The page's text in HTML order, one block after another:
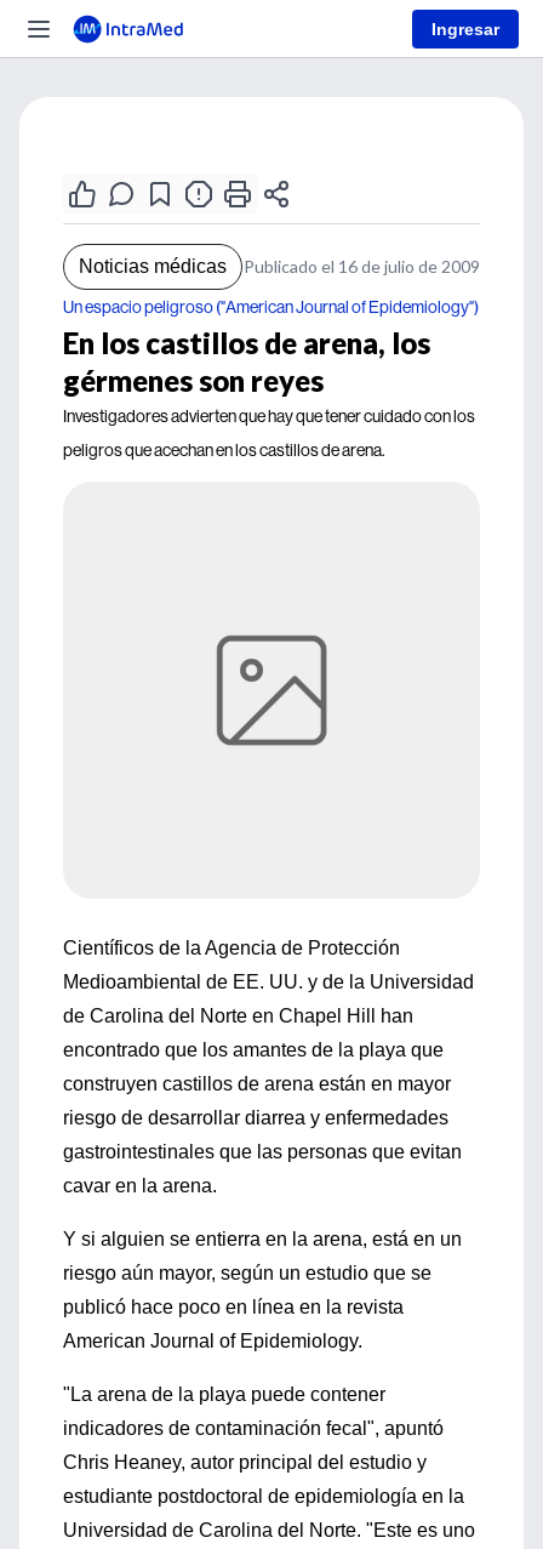
Ingresar
Noticias médicas Publicado el 16 de julio de 2009
Un espacio peligroso ("American Journal of Epidemiology")
En los castillos de arena, los
gérmenes son reyes
Investigadores advierten que hay que tener cuidado con los
peligros que acechan en los castillos de arena.
Científicos de la Agencia de Protección
Medioambiental de EE. UU. y de la Universidad
de Carolina del Norte en Chapel Hill han
encontrado que los amantes de la playa que
construyen castillos de arena están en mayor
riesgo de desarrollar diarrea y enfermedades
gastrointestinales que las personas que evitan
cavar en la arena.
Y si alguien se entierra en la arena, está en un
riesgo aún mayor, según un estudio que se
publicó hace poco en línea en la revista
American Journal of Epidemiology.
"La arena de la playa puede contener
indicadores de contaminación fecal", apuntó
Chris Heaney, autor principal del estudio y
estudiante postdoctoral de epidemiología en la
Universidad de Carolina del Norte. "Este es uno